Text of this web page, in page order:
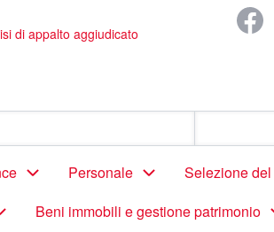
di appalto aggiudicato
Personale Selezione
Beni immobili e gestione patrimonio